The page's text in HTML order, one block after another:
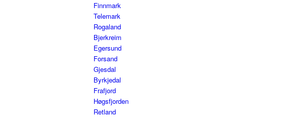
Finnmark
Telemark
Rogaland
Bjerkreim
Egersund
Forsand
Gjesdal
Byrkjedal
Frafjord
Høgsfjorden
Retland